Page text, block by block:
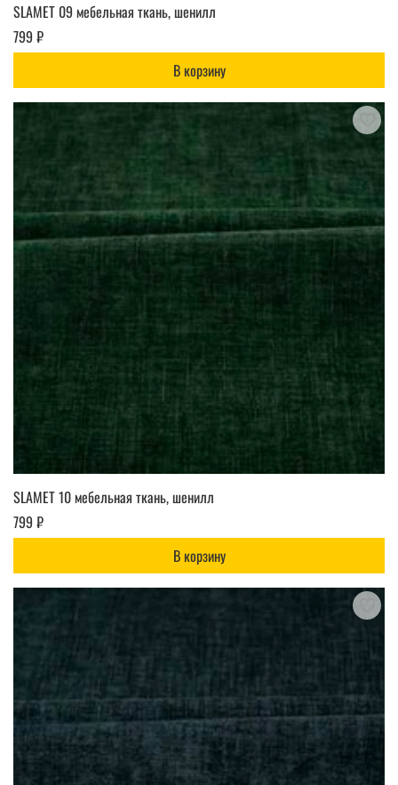
SLAMET 09 мебельная ткань, шенилл
799 ₽
В корзину
SLAMET 10 мебельная ткань, шенилл
799 ₽
В корзину